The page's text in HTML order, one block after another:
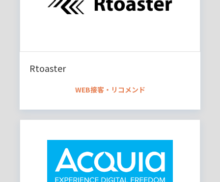
Rtoaster
WEB接客・リコメンド